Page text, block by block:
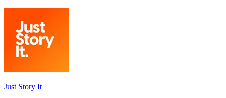
Just Story It